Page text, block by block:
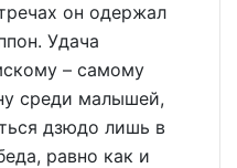
он одержал
Удача
– самому
среди малышей,
дзюдо лишь в
равно как и